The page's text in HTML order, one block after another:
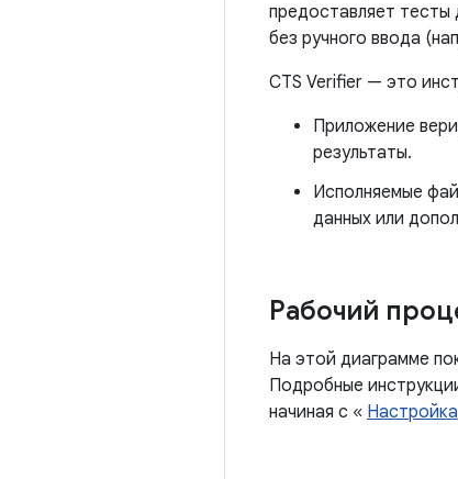
предоставляет тесты
без ручного ввода
CTS Verifier — это
Приложение
результаты.
Исполняемые
данных или
Рабочий
На этой диаграмме
Подробные
начиная с « Настройка